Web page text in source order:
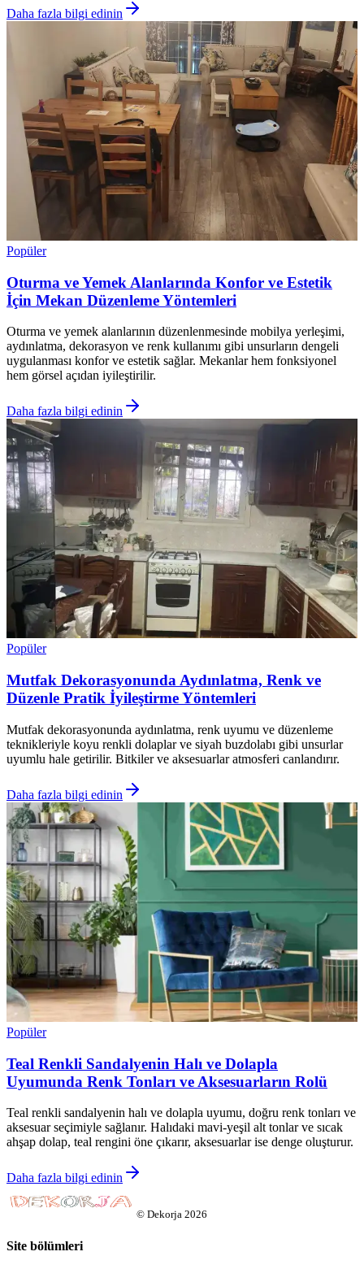
Daha fazla bilgi edinin
Popüler
Oturma ve Yemek Alanlarında Konfor ve Estetik
İçin Mekan Düzenleme Yöntemleri
Oturma ve yemek alanlarının düzenlenmesinde mobilya yerleşimi,
aydınlatma, dekorasyon ve renk kullanımı gibi unsurların dengeli
uygulanması konfor ve estetik sağlar. Mekanlar hem fonksiyonel
hem görsel açıdan iyileştirilir.
Daha fazla bilgi edinin
Popüler
Mutfak Dekorasyonunda Aydınlatma, Renk ve
Düzenle Pratik İyileştirme Yöntemleri
Mutfak dekorasyonunda aydınlatma, renk uyumu ve düzenleme
teknikleriyle koyu renkli dolaplar ve siyah buzdolabı gibi unsurlar
uyumlu hale getirilir. Bitkiler ve aksesuarlar atmosferi canlandırır.
Daha fazla bilgi edinin
Popüler
Teal Renkli Sandalyenin Halı ve Dolapla
Uyumunda Renk Tonları ve Aksesuarların Rolü
Teal renkli sandalyenin halı ve dolapla uyumu, doğru renk tonları ve
aksesuar seçimiyle sağlanır. Halıdaki mavi-yeşil alt tonlar ve sıcak
ahşap dolap, teal rengini öne çıkarır, aksesuarlar ise denge oluşturur.
Daha fazla bilgi edinin
© Dekorja 2026
Site bölümleri